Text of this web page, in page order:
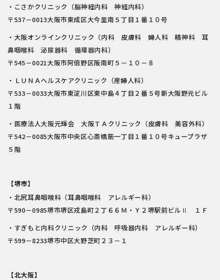
・こさかクリニック（脳神経内科 神経内科）
〒537－0013大阪市東成区大今里南５丁目１番１０号
・大阪オンラインクリニック（内科 皮膚科 婦人科 精神科 耳
鼻咽喉科 泌尿器科 循環器内科）
〒545－0021大阪市阿倍野区阪南町５－１０－８
・ＬＵＮＡヘルスケアクリニック（産婦人科）
〒533－0033大阪市東淀川区東中島４丁目２番５号新大阪野元ビル
１階
・医療法人大阪元輝会 大阪ＴＡクリニック（皮膚科 美容外科）
〒542－0085大阪市中央区心斎橋筋一丁目１番１０号キュープラザ
５階
【堺市】
・北尻耳鼻咽喉科（耳鼻咽喉科 アレルギー科）
〒590－0985堺市堺区戎島町２丁６６Ｍ・Ｙ２堺駅前ビルⅡ １Ｆ
・すぎもと内科クリニック（内科 呼吸器内科 アレルギー科）
〒599－8233堺市中区大野芝町２３－１
【北大阪】